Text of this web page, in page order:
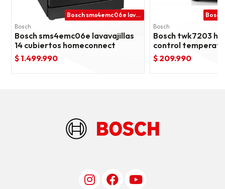
Bosch sms4emc06e lavavajillas 14 cubiertos homeconnect
Bosch
Bosch sms4emc06e lavavajillas
14 cubiertos homeconnect
$ 1.499.990
Bosch
Bosch twk7203
control
$ 209.990